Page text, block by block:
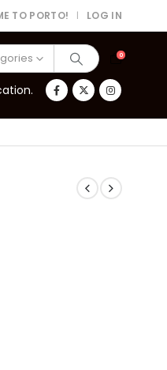
TO PORTO! | LOG IN
0